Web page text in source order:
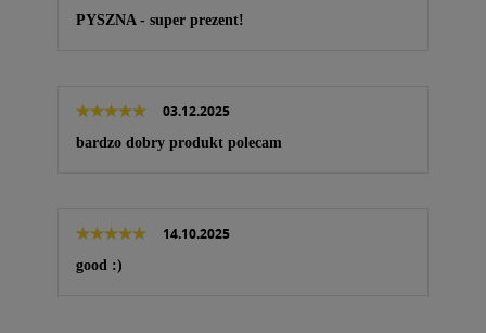
PYSZNA - super prezent!
03.12.2025
bardzo dobry produkt polecam
14.10.2025
good :)